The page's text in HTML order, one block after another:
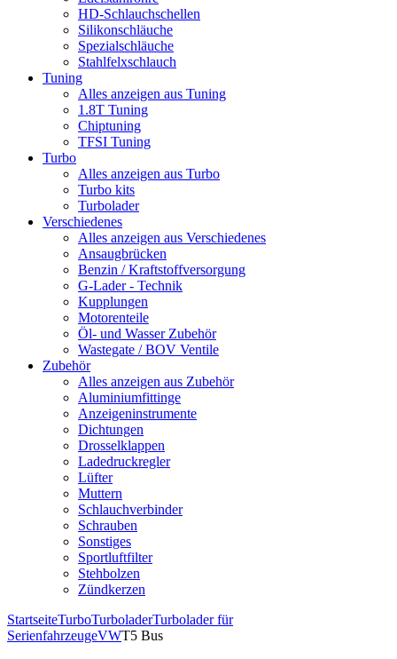
HD-Schlauchschellen
Silikonschläuche
Spezialschläuche
Stahlfelxschlauch
Tuning
Alles anzeigen aus Tuning
1.8T Tuning
Chiptuning
TFSI Tuning
Turbo
Alles anzeigen aus Turbo
Turbo kits
Turbolader
Verschiedenes
Alles anzeigen aus Verschiedenes
Ansaugbrücken
Benzin / Kraftstoffversorgung
G-Lader - Technik
Kupplungen
Motorenteile
Öl- und Wasser Zubehör
Wastegate / BOV Ventile
Zubehör
Alles anzeigen aus Zubehör
Aluminiumfittinge
Anzeigeninstrumente
Dichtungen
Drosselklappen
Ladedruckregler
Lüfter
Muttern
Schlauchverbinder
Schrauben
Sonstiges
Sportluftfilter
Stehbolzen
Zündkerzen
StartseiteTurboTurboladerTurbolader für
SerienfahrzeugeVWT5 Bus